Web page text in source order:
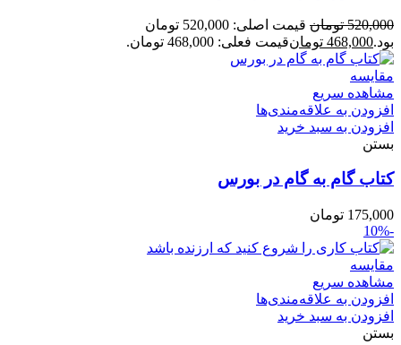
520,000 تومان
قیمت اصلی: 520,000 تومان
بود.468,000 تومانقیمت فعلی: 468,000 تومان.
مقایسه
مشاهده سریع
افزودن به علاقه‌مندی‌ها
افزودن به سبد خرید
بستن
کتاب گام به گام در بورس
175,000 تومان
-10%
مقایسه
مشاهده سریع
افزودن به علاقه‌مندی‌ها
افزودن به سبد خرید
بستن